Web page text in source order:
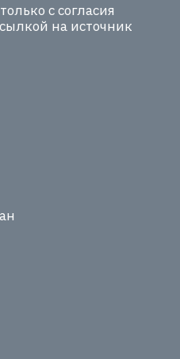
только с согласия
на источник